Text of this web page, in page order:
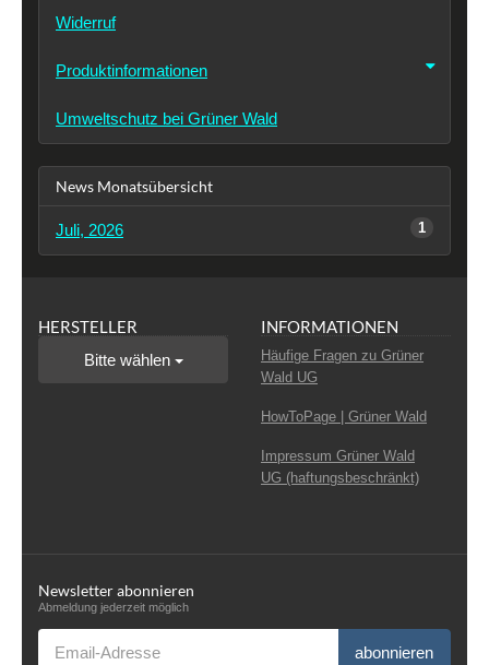
Widerruf
Produktinformationen
Umweltschutz bei Grüner Wald
News Monatsübersicht
Juli, 2026 1
HERSTELLER
Bitte wählen
INFORMATIONEN
Häufige Fragen zu Grüner
Wald UG
HowToPage | Grüner Wald
Impressum Grüner Wald
UG (haftungsbeschränkt)
Newsletter abonnieren
Abmeldung jederzeit möglich
abonnieren